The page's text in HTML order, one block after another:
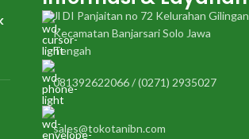
Jl DI Panjaitan no 72 Kelurahan Gilingan
Kecamatan Banjarsari Solo Jawa
Tengah
081392622066 / (0271) 2935027
sales@tokotanibn.com